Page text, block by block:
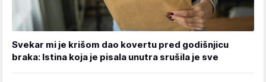
Svekar mi je krišom dao kovertu pred godišnjicu
braka: Istina koja je pisala unutra srušila je sve